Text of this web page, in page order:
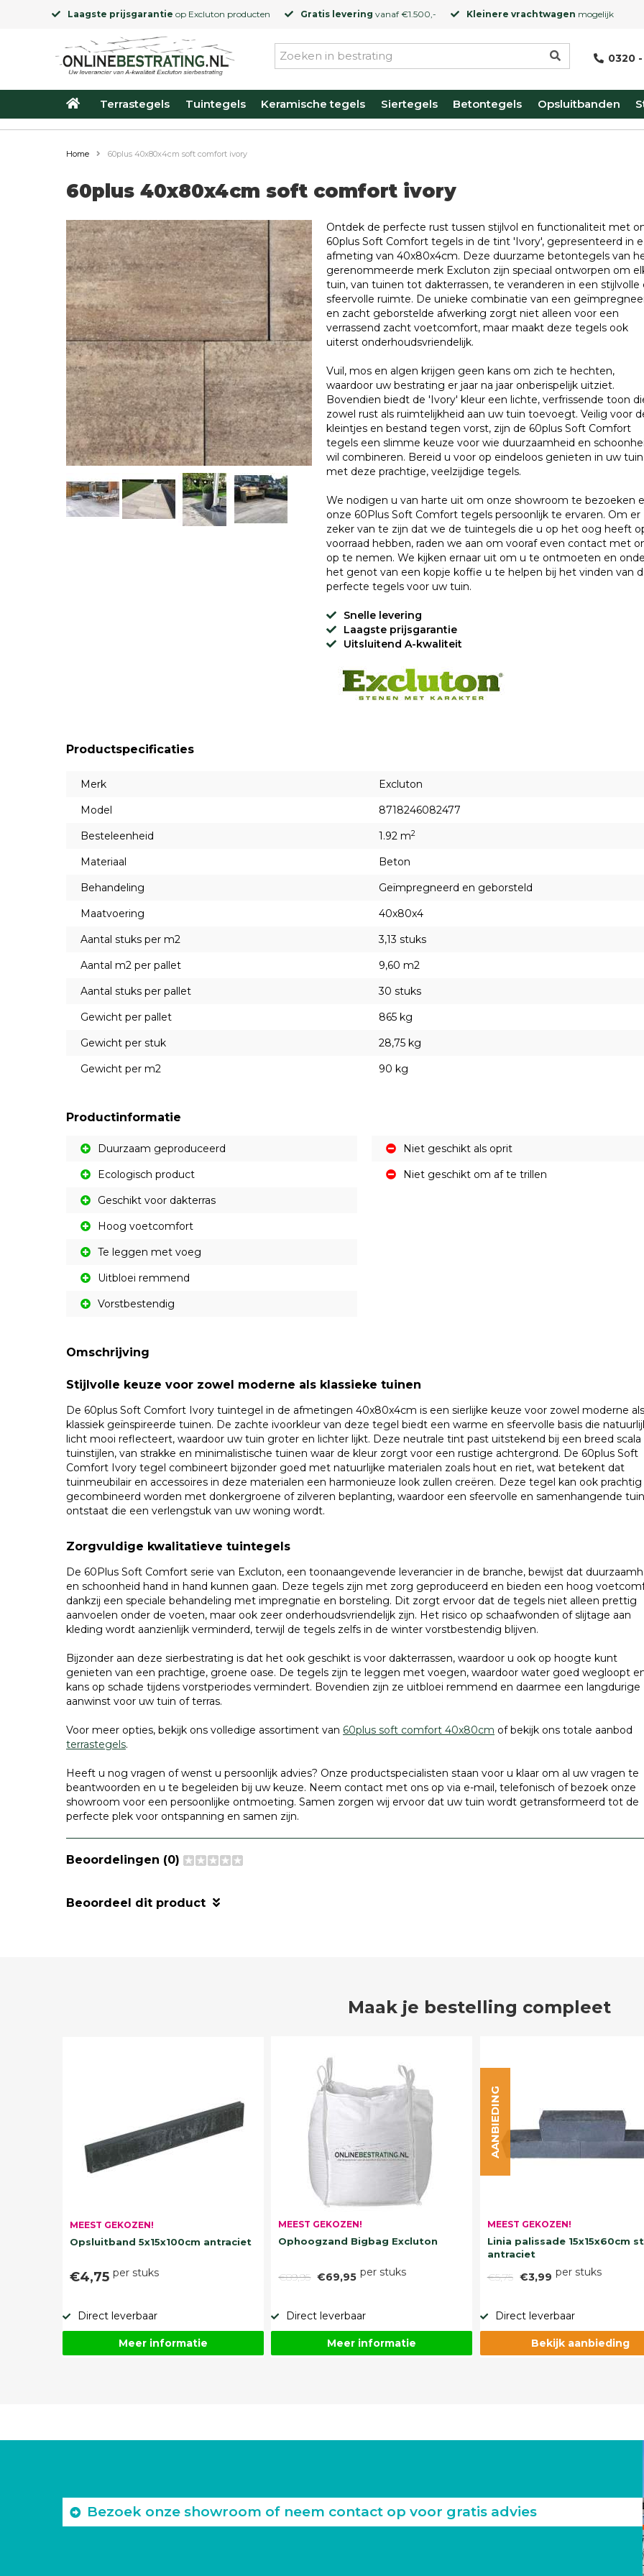
Laagste prijsgarantie op Excluton producten Gratis levering vanaf €1.500,- Kleinere vrachtwagen mogelijk
0320 -
Terrastegels Tuintegels Keramische tegels Siertegels Betontegels Opsluitbanden
Home 60plus 40x80x4cm soft comfort ivory
60plus 40x80x4cm soft comfort ivory
Ontdek de perfecte rust tussen stijlvol en functionaliteit met
60plus Soft Comfort tegels in de tint 'Ivory', gepresenteerd in
afmeting van 40x80x4cm. Deze duurzame betontegels van
gerenommeerde merk Excluton zijn speciaal ontworpen om
tuin, van tuinen tot dakterrassen, te veranderen in een stijlvolle
sfeervolle ruimte. De unieke combinatie van een
en zacht geborstelde afwerking zorgt niet alleen voor een
verrassend zacht voetcomfort, maar maakt deze tegels ook
uiterst onderhoudsvriendelijk.
Vuil, mos en algen krijgen geen kans om zich te hechten,
waardoor uw bestrating er jaar na jaar onberispelijk uitziet.
Bovendien biedt de 'Ivory' kleur een lichte, verfrissende toon
zowel rust als ruimtelijkheid aan uw tuin toevoegt. Veilig voor
kleintjes en bestand tegen vorst, zijn de 60plus Soft Comfort
tegels een slimme keuze voor wie duurzaamheid en
wil combineren. Bereid u voor op eindeloos genieten in uw tuin
met deze prachtige, veelzijdige tegels.
We nodigen u van harte uit om onze showroom te bezoeken
onze 60Plus Soft Comfort tegels persoonlijk te ervaren. Om er
zeker van te zijn dat we de tuintegels die u op het oog heeft
voorraad hebben, raden we aan om vooraf even contact met
op te nemen. We kijken ernaar uit om u te ontmoeten en
het genot van een kopje koffie u te helpen bij het vinden van
perfecte tegels voor uw tuin.
Snelle levering
Laagste prijsgarantie
Uitsluitend A-kwaliteit
Productspecificaties
Merk
Excluton
Model
8718246082477
Besteleenheid
1.92 m2
Materiaal
Beton
Behandeling
Geïmpregneerd en geborsteld
Maatvoering
40x80x4
Aantal stuks per m2
3,13 stuks
Aantal m2 per pallet
9,60 m2
Aantal stuks per pallet
30 stuks
Gewicht per pallet
865 kg
Gewicht per stuk
28,75 kg
Gewicht per m2
90 kg
Productinformatie
Duurzaam geproduceerd
Ecologisch product
Geschikt voor dakterras
Hoog voetcomfort
Te leggen met voeg
Uitbloei remmend
Vorstbestendig
Niet geschikt als oprit
Niet geschikt om af te trillen
Omschrijving
Stijlvolle keuze voor zowel moderne als klassieke tuinen
De 60plus Soft Comfort Ivory tuintegel in de afmetingen 40x80x4cm is een sierlijke keuze voor zowel moderne als
klassiek geïnspireerde tuinen. De zachte ivoorkleur van deze tegel biedt een warme en sfeervolle basis die
licht mooi reflecteert, waardoor uw tuin groter en lichter lijkt. Deze neutrale tint past uitstekend bij een breed scala
tuinstijlen, van strakke en minimalistische tuinen waar de kleur zorgt voor een rustige achtergrond. De 60plus Soft
Comfort Ivory tegel combineert bijzonder goed met natuurlijke materialen zoals hout en riet, wat betekent dat
tuinmeubilair en accessoires in deze materialen een harmonieuze look zullen creëren. Deze tegel kan ook prachtig
gecombineerd worden met donkergroene of zilveren beplanting, waardoor een sfeervolle en samenhangende tuin
ontstaat die een verlengstuk van uw woning wordt.
Zorgvuldige kwalitatieve tuintegels
De 60Plus Soft Comfort serie van Excluton, een toonaangevende leverancier in de branche, bewijst dat
en schoonheid hand in hand kunnen gaan. Deze tegels zijn met zorg geproduceerd en bieden een hoog
dankzij een speciale behandeling met impregnatie en borsteling. Dit zorgt ervoor dat de tegels niet alleen prettig
aanvoelen onder de voeten, maar ook zeer onderhoudsvriendelijk zijn. Het risico op schaafwonden of slijtage aan
kleding wordt aanzienlijk verminderd, terwijl de tegels zelfs in de winter vorstbestendig blijven.
Bijzonder aan deze sierbestrating is dat het ook geschikt is voor dakterrassen, waardoor u ook op hoogte kunt
genieten van een prachtige, groene oase. De tegels zijn te leggen met voegen, waardoor water goed wegloopt
kans op schade tijdens vorstperiodes vermindert. Bovendien zijn ze uitbloei remmend en daarmee een langdurige
aanwinst voor uw tuin of terras.
Voor meer opties, bekijk ons volledige assortiment van 60plus soft comfort 40x80cm of bekijk ons totale aanbod
terrastegels.
Heeft u nog vragen of wenst u persoonlijk advies? Onze productspecialisten staan voor u klaar om al uw vragen te
beantwoorden en u te begeleiden bij uw keuze. Neem contact met ons op via e-mail, telefonisch of bezoek onze
showroom voor een persoonlijke ontmoeting. Samen zorgen wij ervoor dat uw tuin wordt getransformeerd tot de
perfecte plek voor ontspanning en samen zijn.
Beoordelingen (0)
Beoordeel dit product
Maak je bestelling compleet
MEEST GEKOZEN!
Opsluitband 5x15x100cm antraciet
€4,75 per stuks
Direct leverbaar
Meer informatie
MEEST GEKOZEN!
Ophoogzand Bigbag Excluton
€89,95 €69,95 per stuks
Direct leverbaar
Meer informatie
MEEST GEKOZEN!
Linia palissade 15x15x60cm
antraciet
€5,75 €3,99 per stuks
AANBIEDING
Direct leverbaar
Bekijk aanbieding
Bezoek onze showroom of neem contact op voor gratis advies